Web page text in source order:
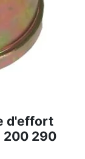
d'effort
200 290